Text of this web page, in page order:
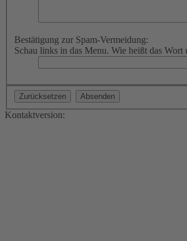
Bestätigung zur Spam-Vermeidung:
Schau links in das Menu. Wie heißt das Wort
Kontaktversion: